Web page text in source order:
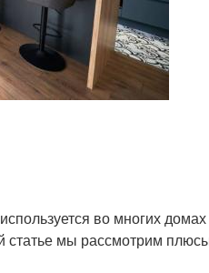
во многих
статье мы рассмотрим